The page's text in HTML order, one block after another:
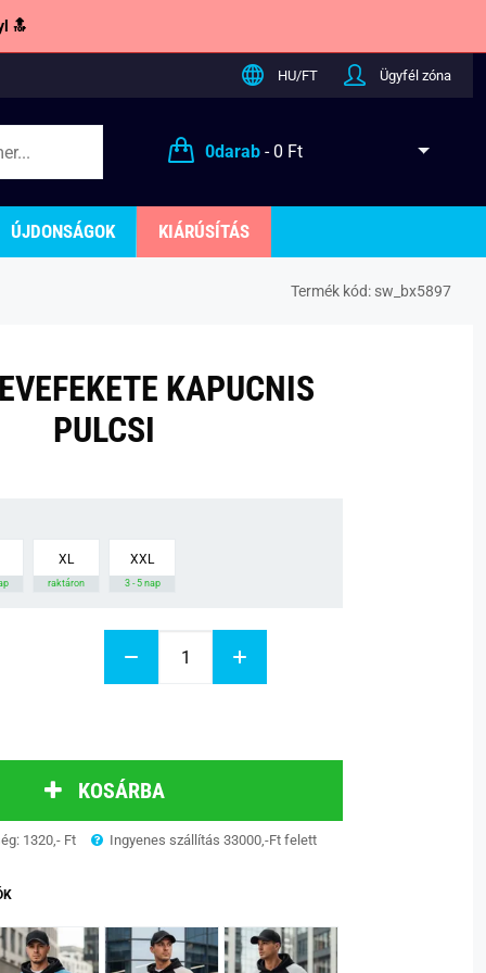
🔝
HU/FT Ügyfél zóna
0darab- 0 Ft
ÚJDONSÁGOK KIÁRÚSÍTÁS
Termék kód: sw_bx5897
KAPUCNIS
PULCSI
XL
raktáron
XXL
3 - 5 nap
KOSÁRBA
1320,- Ft Ingyenes szállítás 33000,-Ft felett